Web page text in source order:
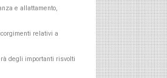
e allattamento,
relativi a
degli importanti risvolti